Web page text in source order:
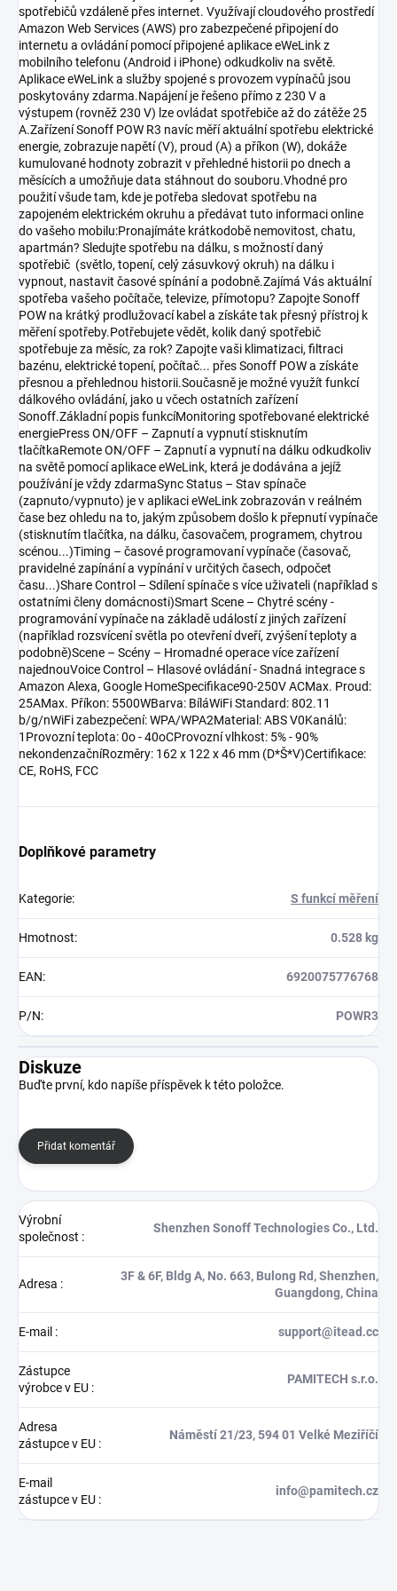
spotřebičů vzdáleně přes internet. Využívají cloudového prostředí
Amazon Web Services (AWS) pro zabezpečené připojení do
internetu a ovládání pomocí připojené aplikace eWeLink z
mobilního telefonu (Android i iPhone) odkudkoliv na světě.
Aplikace eWeLink a služby spojené s provozem vypínačů jsou
poskytovány zdarma.Napájení je řešeno přímo z 230 V a
výstupem (rovněž 230 V) lze ovládat spotřebiče až do zátěže 25
A.Zařízení Sonoff POW R3 navíc měří aktuální spotřebu elektrické
energie, zobrazuje napětí (V), proud (A) a příkon (W), dokáže
kumulované hodnoty zobrazit v přehledné historii po dnech a
měsících a umožňuje data stáhnout do souboru.Vhodné pro
použití všude tam, kde je potřeba sledovat spotřebu na
zapojeném elektrickém okruhu a předávat tuto informaci online
do vašeho mobilu:Pronajímáte krátkodobě nemovitost, chatu,
apartmán? Sledujte spotřebu na dálku, s možností daný
spotřebič (světlo, topení, celý zásuvkový okruh) na dálku i
vypnout, nastavit časové spínání a podobně.Zajímá Vás aktuální
spotřeba vašeho počítače, televize, přímotopu? Zapojte Sonoff
POW na krátký prodlužovací kabel a získáte tak přesný přístroj k
měření spotřeby.Potřebujete vědět, kolik daný spotřebič
spotřebuje za měsíc, za rok? Zapojte vaši klimatizaci, filtraci
bazénu, elektrické topení, počítač... přes Sonoff POW a získáte
přesnou a přehlednou historii.Současně je možné využít funkcí
dálkového ovládání, jako u včech ostatních zařízení
Sonoff.Základní popis funkcíMonitoring spotřebované elektrické
energiePress ON/OFF – Zapnutí a vypnutí stisknutím
tlačítkaRemote ON/OFF – Zapnutí a vypnutí na dálku odkudkoliv
na světě pomocí aplikace eWeLink, která je dodávána a jejíž
používání je vždy zdarmaSync Status – Stav spínače
(zapnuto/vypnuto) je v aplikaci eWeLink zobrazován v reálném
čase bez ohledu na to, jakým způsobem došlo k přepnutí vypínače
(stisknutím tlačítka, na dálku, časovačem, programem, chytrou
scénou...)Timing – časové programovaní vypínače (časovač,
pravidelné zapínání a vypínání v určitých časech, odpočet
času...)Share Control – Sdílení spínače s více uživateli (například s
ostatními členy domácnosti)Smart Scene – Chytré scény -
programování vypínače na základě událostí z jiných zařízení
(například rozsvícení světla po otevření dveří, zvýšení teploty a
podobně)Scene – Scény – Hromadné operace více zařízení
najednouVoice Control – Hlasové ovládání - Snadná integrace s
Amazon Alexa, Google HomeSpecifikace90-250V ACMax. Proud:
25AMax. Příkon: 5500WBarva: BíláWiFi Standard: 802.11
b/g/nWiFi zabezpečení: WPA/WPA2Material: ABS V0Kanálů:
1Provozní teplota: 0o - 40oCProvozní vlhkost: 5% - 90%
nekondenzačníRozměry: 162 x 122 x 46 mm (D*Š*V)Certifikace:
CE, RoHS, FCC
Doplňkové parametry
Kategorie: S funkcí měření
Hmotnost: 0.528 kg
EAN: 6920075776768
P/N: POWR3
Diskuze
Buďte první, kdo napíše příspěvek k této položce.
Přidat komentář
Výrobní
společnost :
Shenzhen Sonoff Technologies Co., Ltd.
Adresa :
3F & 6F, Bldg A, No. 663, Bulong Rd, Shenzhen,
Guangdong, China
E-mail : support@itead.cc
Zástupce
výrobce v EU :
PAMITECH s.r.o.
Adresa
zástupce v EU :
Náměstí 21/23, 594 01 Velké Meziříčí
E-mail
zástupce v EU :
info@pamitech.cz